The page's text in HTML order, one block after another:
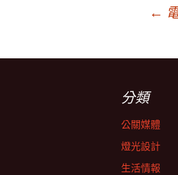
章
←
分類
公關媒體
燈光設計
生活情報